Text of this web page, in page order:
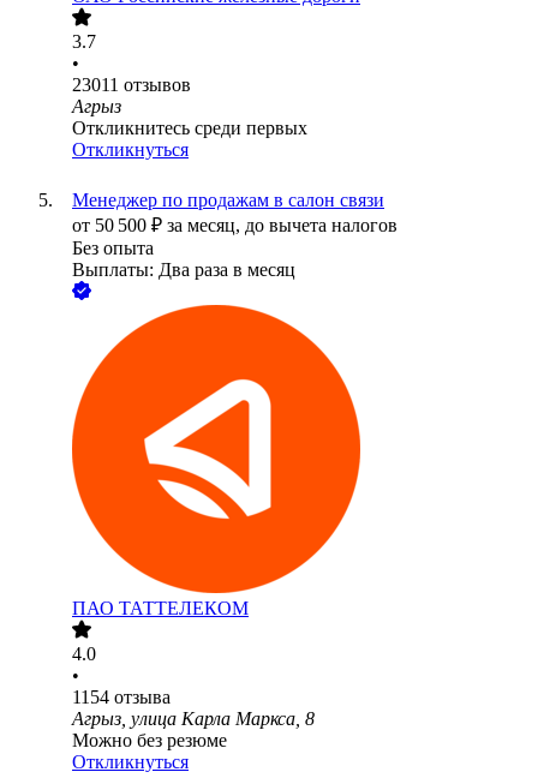
3.7
•
23011 отзывов
Агрыз
Откликнитесь среди первых
Откликнуться
Менеджер по продажам в салон связи
от 50 500 ₽ за месяц, до вычета налогов
Без опыта
Выплаты: Два раза в месяц
ПАО ТАТТЕЛЕКОМ
4.0
•
1154 отзыва
Агрыз, улица Карла Маркса, 8
Можно без резюме
Откликнуться